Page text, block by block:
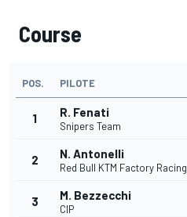
Course
POS. PILOTE
1 R. Fenati
Snipers Team
2 N. Antonelli
Red Bull KTM Factory Racing
3 M. Bezzecchi
CIP